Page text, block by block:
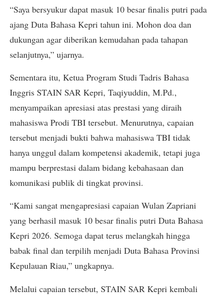
“Saya bersyukur dapat masuk 10 besar finalis putri pada
ajang Duta Bahasa Kepri tahun ini. Mohon doa dan
dukungan agar diberikan kemudahan pada tahapan
selanjutnya,” ujarnya.
Sementara itu, Ketua Program Studi Tadris Bahasa
Inggris STAIN SAR Kepri, Taqiyuddin, M.Pd.,
menyampaikan apresiasi atas prestasi yang diraih
mahasiswa Prodi TBI tersebut. Menurutnya, capaian
tersebut menjadi bukti bahwa mahasiswa TBI tidak
hanya unggul dalam kompetensi akademik, tetapi juga
mampu berprestasi dalam bidang kebahasaan dan
komunikasi publik di tingkat provinsi.
“Kami sangat mengapresiasi capaian Wulan Zapriani
yang berhasil masuk 10 besar finalis putri Duta Bahasa
Kepri 2026. Semoga dapat terus melangkah hingga
babak final dan terpilih menjadi Duta Bahasa Provinsi
Kepulauan Riau,” ungkapnya.
Melalui capaian tersebut, STAIN SAR Kepri kembali